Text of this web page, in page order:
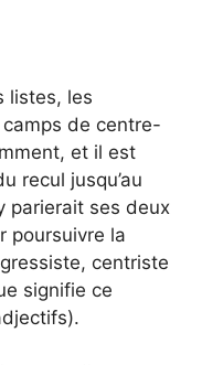
listes, les
de centre-
et il est
recul jusqu’au
parierait ses deux
poursuivre la
centriste
signifie ce